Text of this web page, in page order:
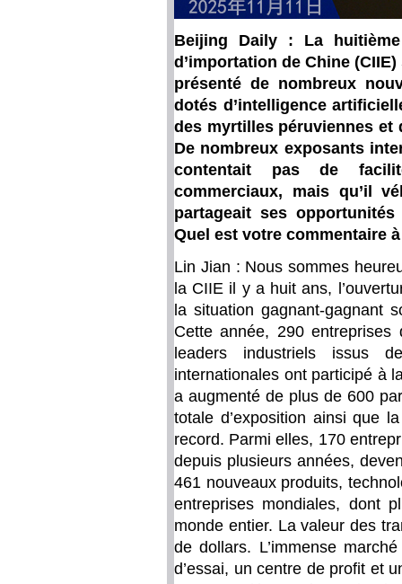
Beijing Daily : La
d’importation de Chine
présenté de nombreux
dotés d’intelligence
des myrtilles péruviennes et
De nombreux exposants
contentait pas de
commerciaux, mais qu’il
partageait ses
Quel est votre commentaire
Lin Jian : Nous sommes
la CIIE il y a huit ans,
la situation gagnant-gagnant
Cette année, 290
leaders industriels issus
internationales ont participé à
a augmenté de plus de 600
totale d’exposition ainsi que
record. Parmi elles, 170
depuis plusieurs années,
461 nouveaux produits,
entreprises mondiales, dont
monde entier. La valeur des
de dollars. L’immense
d’essai, un centre de profit et